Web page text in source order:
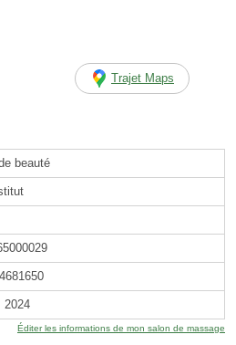
Trajet Maps
beauté
2024
Éditer les informations de mon salon de massage